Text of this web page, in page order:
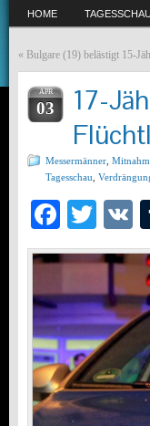
HOME TAGESSCHAU
« Bulgare (19) belästigt 15-
APR
03
17-
Messermänner
Tagesschau